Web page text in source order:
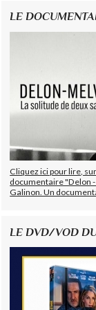
LE
Cliquez ici pour lire,
documentaire "Delon
Galinon. Un
LE DVD/VOD